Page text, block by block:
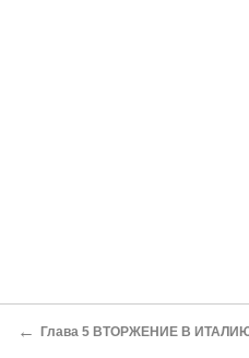
← Глава 5 ВТОРЖЕНИЕ В